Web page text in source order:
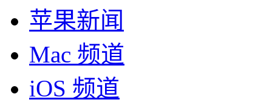
苹果新闻
Mac 频道
iOS 频道